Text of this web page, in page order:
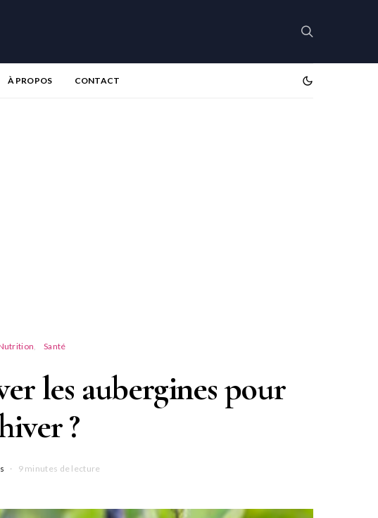
À PROPOS CONTACT
Santé
les aubergines pour
?
9 minutes de lecture